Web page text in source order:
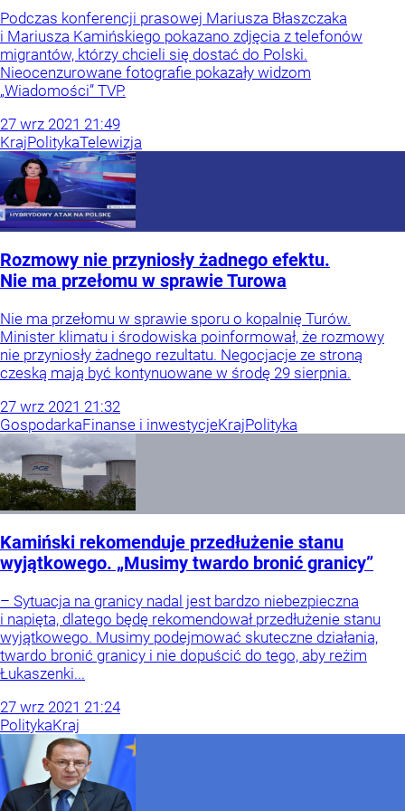
Podczas konferencji prasowej Mariusza Błaszczaka
i Mariusza Kamińskiego pokazano zdjęcia z telefonów
migrantów, którzy chcieli się dostać do Polski.
Nieocenzurowane fotografie pokazały widzom
„Wiadomości” TVP.
27 wrz 2021 21:49
KrajPolitykaTelewizja
Rozmowy nie przyniosły żadnego efektu.
Nie ma przełomu w sprawie Turowa
Nie ma przełomu w sprawie sporu o kopalnię Turów.
Minister klimatu i środowiska poinformował, że rozmowy
nie przyniosły żadnego rezultatu. Negocjacje ze stroną
czeską mają być kontynuowane w środę 29 sierpnia.
27 wrz 2021 21:32
GospodarkaFinanse i inwestycjeKrajPolityka
Kamiński rekomenduje przedłużenie stanu
wyjątkowego. „Musimy twardo bronić granicy”
– Sytuacja na granicy nadal jest bardzo niebezpieczna
i napięta, dlatego będę rekomendował przedłużenie stanu
wyjątkowego. Musimy podejmować skuteczne działania,
twardo bronić granicy i nie dopuścić do tego, aby reżim
Łukaszenki...
27 wrz 2021 21:24
PolitykaKraj